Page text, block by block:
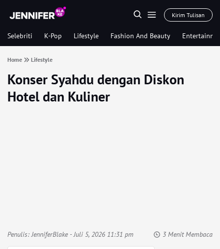
Kirim Tulisan
Selebriti K-Pop Lifestyle Fashion And Beauty
Home Lifestyle
Konser Syahdu dengan Diskon
Hotel dan Kuliner
Penulis:JenniferBlake- Juli 5, 2026 11:31 pm 3 Menit Membaca